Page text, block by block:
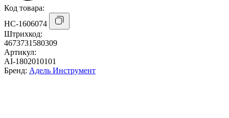
Код товара:
НС-1606074
Штрихкод:
4673731580309
Артикул:
AI-1802010101
Бренд: Адель Инструмент